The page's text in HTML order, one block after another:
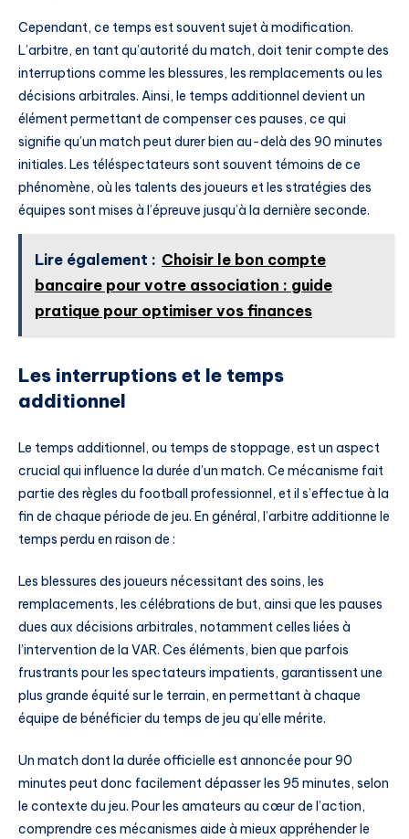
Cependant, ce temps est souvent sujet à modification.
L’arbitre, en tant qu’autorité du match, doit tenir compte des
interruptions comme les blessures, les remplacements ou les
décisions arbitrales. Ainsi, le temps additionnel devient un
élément permettant de compenser ces pauses, ce qui
signifie qu’un match peut durer bien au-delà des 90 minutes
initiales. Les téléspectateurs sont souvent témoins de ce
phénomène, où les talents des joueurs et les stratégies des
équipes sont mises à l’épreuve jusqu’à la dernière seconde.
Lire également : Choisir le bon compte
bancaire pour votre association : guide
pratique pour optimiser vos finances
Les interruptions et le temps
additionnel
Le temps additionnel, ou temps de stoppage, est un aspect
crucial qui influence la durée d’un match. Ce mécanisme fait
partie des règles du football professionnel, et il s’effectue à la
fin de chaque période de jeu. En général, l’arbitre additionne le
temps perdu en raison de :
Les blessures des joueurs nécessitant des soins, les
remplacements, les célébrations de but, ainsi que les pauses
dues aux décisions arbitrales, notamment celles liées à
l’intervention de la VAR. Ces éléments, bien que parfois
frustrants pour les spectateurs impatients, garantissent une
plus grande équité sur le terrain, en permettant à chaque
équipe de bénéficier du temps de jeu qu’elle mérite.
Un match dont la durée officielle est annoncée pour 90
minutes peut donc facilement dépasser les 95 minutes, selon
le contexte du jeu. Pour les amateurs au cœur de l’action,
comprendre ces mécanismes aide à mieux appréhender le